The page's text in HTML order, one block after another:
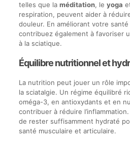
telles que la méditation, le yoga
respiration, peuvent aider à
douleur. En améliorant votre
contribuez également à favoriser
à la sciatique.
Équilibre nutritionnel et
La nutrition peut jouer un rôle
la sciatalgie. Un régime équilibré
oméga-3, en antioxydants et en
contribuer à réduire
de rester suffisamment hydraté
santé musculaire et articulaire.